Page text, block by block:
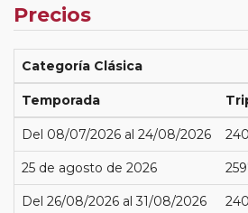
Precios
Categoría Clásica
Temporada
Del 08/07/2026 al 24/08/2026
25 de agosto de 2026
Del 26/08/2026 al 31/08/2026